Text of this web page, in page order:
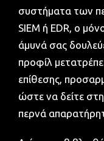
συστήματα των
SIEM ή EDR, ο
άμυνά σας
προφίλ
επίθεσης,
ώστε να δείτε
περνά